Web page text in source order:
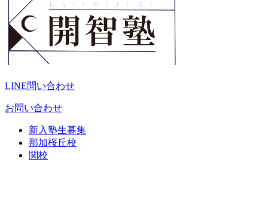
LINE問い合わせ
お問い合わせ
新入塾生募集
那加桜丘校
関校